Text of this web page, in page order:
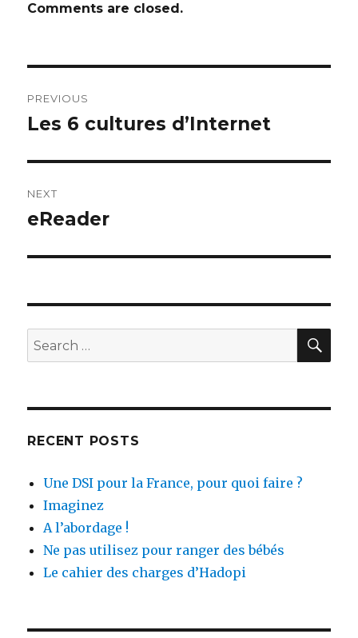
Comments are closed.
navigation
PREVIOUS
Previous
Les 6 cultures d’Internet
NEXT
Next
eReader
Search
for:
RECENT POSTS
Une DSI pour la France, pour quoi faire ?
Imaginez
A l’abordage !
Ne pas utilisez pour ranger des bébés
Le cahier des charges d’Hadopi